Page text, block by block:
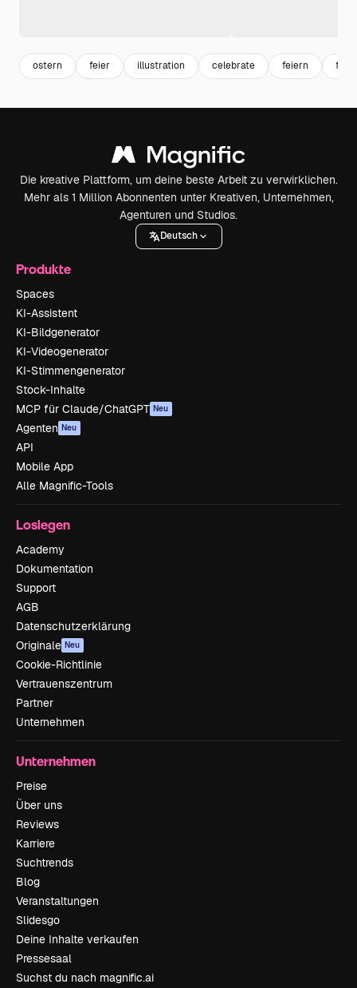
ostern feier illustration celebrate feiern
Die kreative Plattform, um deine beste Arbeit zu verwirklichen.
Mehr als 1 Million Abonnenten unter Kreativen, Unternehmen,
Agenturen und Studios.
Deutsch
Produkte
Spaces
KI-Assistent
KI-Bildgenerator
KI-Videogenerator
KI-Stimmengenerator
Stock-Inhalte
MCP für Claude/ChatGPT Neu
Agenten Neu
API
Mobile App
Alle Magnific-Tools
Loslegen
Academy
Dokumentation
Support
AGB
Datenschutzerklärung
Originale Neu
Cookie-Richtlinie
Vertrauenszentrum
Partner
Unternehmen
Unternehmen
Preise
Über uns
Reviews
Karriere
Suchtrends
Blog
Veranstaltungen
Slidesgo
Deine Inhalte verkaufen
Pressesaal
Suchst du nach magnific.ai